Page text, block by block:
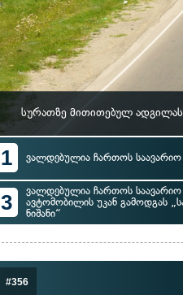
სურათზე მითითებულ
1 ვალდებულია ჩართოს საავარიო
3
ვალდებულია ჩართოს საავარიო
ავტომობილის უკან გამოდგას
ნიშანი“
#356